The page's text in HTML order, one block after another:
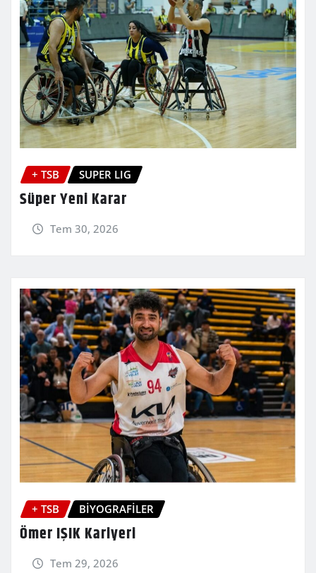
+ TSB SUPER LIG
Süper Yeni Karar
Tem 30, 2026
+ TSB BİYOGRAFİLER
Ömer IŞIK Kariyeri
Tem 29, 2026